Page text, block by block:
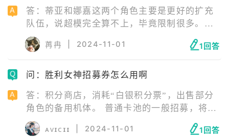
答：蒂亚和娜嘉这两个角色主要是更好的扩充
队伍，说超模完全算不上，毕竟限制很多。但
作为妮姬里为数不多的辅助组合，她们的表现
肯定也不会差，有条件的还是可以考虑拿下
的。
苒冉 2024-11-01 1回答
问：胜利女神招募券怎么用啊
答：积分商店，消耗“白银积分票”，出售部分
角色的备用机体。 普通卡池的一般招募，将累
积与该数字一样多的白银积分票，累计200抽，
可购买 普丽瓦蒂、克拉乌、阿莉亚、银华、梅
ᴀᴠɪᴄɪɪ 2024-11-01 1回答